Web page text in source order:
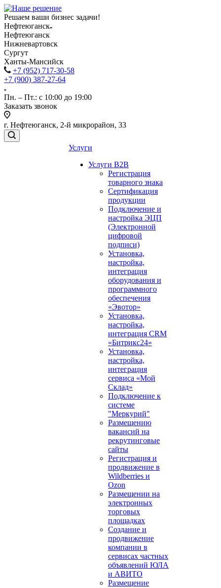
Решаем ваши бизнес задачи!
Нефтеюганск
Нефтеюганск
Нижневартовск
Сургут
Ханты-Мансийск
+7 (952) 717-30-58
+7 (900) 387-27-64
Пн. – Пт.: с 10:00 до 19:00
Заказать звонок
г. Нефтеюганск, 2-й микрорайон, 33
Услуги
Услуги B2B
Регистрация
товарного знака
Сертификация
продукции
Подключение и
настройка ЭЦП
(Электронной
цифровой
подписи)
Установка,
настройка,
интеграция
оборудования и
программного
обеспечения
«Эвотор»
Установка,
настройка,
интеграция CRM
«Битрикс24»
Установка,
настройка,
интеграция
сервиса «Мой
Склад»
Подключение к
системе
"Меркурий"
Размещению
вакансий на
рекрутинговые
сайты
Регистрация и
продвижение в
Wildberries и
Ozon
Размещении на
электронных
торговых
площадках
Создание и
продвижение
компании в
сервисах частных
объявлений ЮЛА
и АВИТО
Размещение